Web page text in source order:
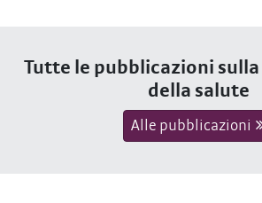
Tutte le pubblicazioni
della salute
Alle pubblicazioni